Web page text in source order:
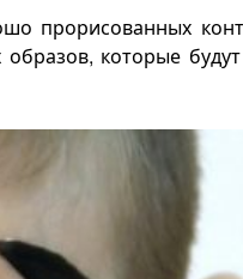
прорисованных
которые